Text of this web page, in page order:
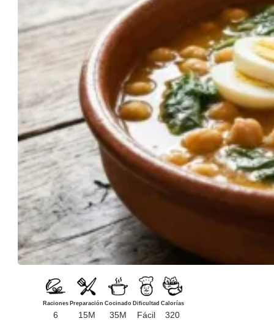
Raciones
6
Preparación
15M
Cocinado
35M
Dificultad
Fácil
Calorías
320